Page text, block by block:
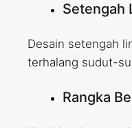
Setengah
Desain setengah
terhalang sudut-
Rangka